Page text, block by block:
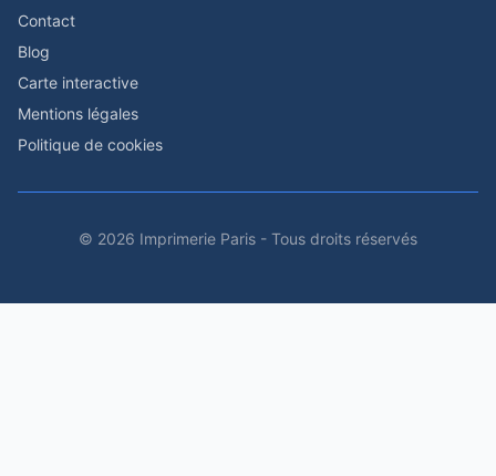
Contact
Blog
Carte interactive
Mentions légales
Politique de cookies
© 2026 Imprimerie Paris - Tous droits réservés